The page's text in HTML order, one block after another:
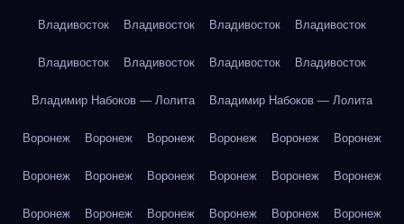
Владивосток Владивосток Владивосток Владивосток
Владивосток Владивосток Владивосток Владивосток
Владимир Набоков — Лолита Владимир Набоков — Лолита
Воронеж Воронеж Воронеж Воронеж Воронеж Воронеж
Воронеж Воронеж Воронеж Воронеж Воронеж Воронеж
Воронеж Воронеж Воронеж Воронеж Воронеж Воронеж